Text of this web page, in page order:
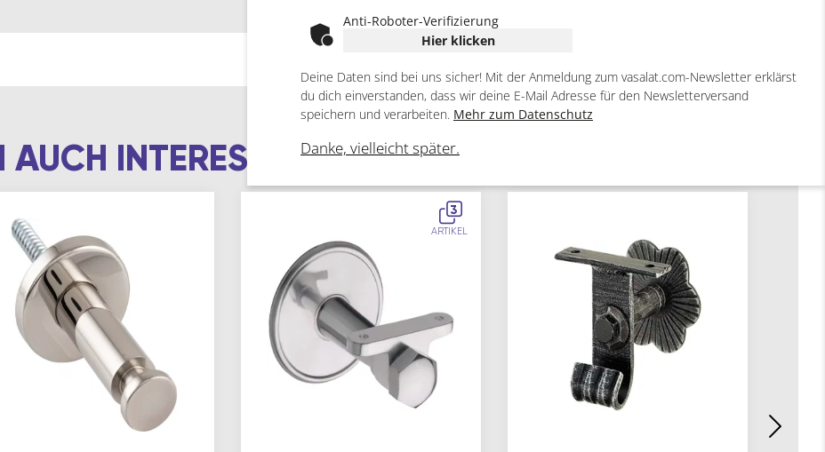
INTERESSIEREN
3
ARTIKEL
Anti-Roboter-Verifizierung
Hier klicken
Deine Daten sind bei uns sicher! Mit der Anmeldung zum vasalat.com-Newsletter erklärst
du dich einverstanden, dass wir deine E-Mail Adresse für den Newsletterversand
speichern und verarbeiten. Mehr zum Datenschutz
Danke, vielleicht später.